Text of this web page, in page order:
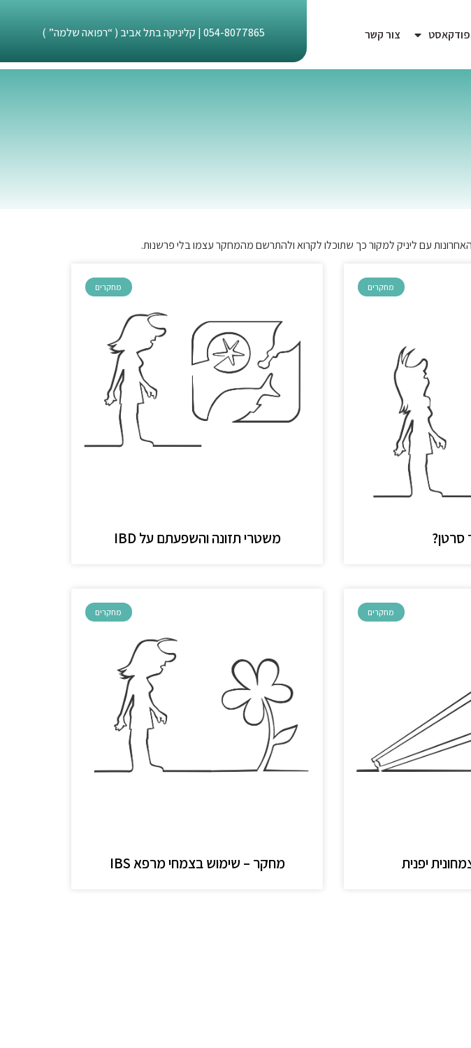
פודקאסט צור קשר 054-8077865 | קליניקה בתל אביב ( “רפואה שלמה” )
עם ליניק למקור כך שתוכלו לקרוא ולהתרשם מהמחקר עצמו בלי פרשנות.
מחקרים
סרטן?
מחקרים
משטרי תזונה והשפעתם על IBD
מחקרים
יפנית
מחקרים
מחקר – שימוש בצמחי מרפא IBS